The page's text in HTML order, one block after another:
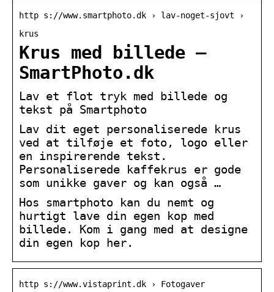
http s://www.smartphoto.dk › lav-noget-sjovt ›
krus
Krus med billede –
SmartPhoto.dk
Lav et flot tryk med billede og
tekst på Smartphoto
Lav dit eget personaliserede krus
ved at tilføje et foto, logo eller
en inspirerende tekst.
Personaliserede kaffekrus er gode
som unikke gaver og kan også …
Hos smartphoto kan du nemt og
hurtigt lave din egen kop med
billede. Kom i gang med at designe
din egen kop her.
http s://www.vistaprint.dk › Fotogaver